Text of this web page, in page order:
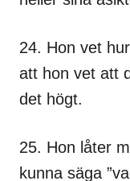
24. Hon vet
att hon vet att
det högt.
25. Hon låter
kunna säga